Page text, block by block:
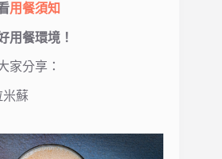
用餐須知
用餐環境！
家分享：
米蘇